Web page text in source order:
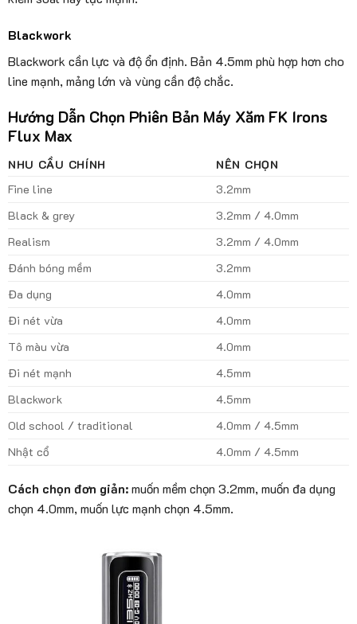
Blackwork
Blackwork cần lực và độ ổn định. Bản 4.5mm phù hợp hơn cho
line mạnh, mảng lớn và vùng cần độ chắc.
Hướng Dẫn Chọn Phiên Bản Máy Xăm FK Irons
Flux Max
NHU CẦU CHÍNH
NÊN CHỌN
Fine line
3.2mm
Black & grey
3.2mm / 4.0mm
Realism
3.2mm / 4.0mm
Đánh bóng mềm
3.2mm
Đa dụng
4.0mm
Đi nét vừa
4.0mm
Tô màu vừa
4.0mm
Đi nét mạnh
4.5mm
Blackwork
4.5mm
Old school / traditional
4.0mm / 4.5mm
Nhật cổ
4.0mm / 4.5mm
Cách chọn đơn giản:muốn mềm chọn 3.2mm, muốn đa dụng
chọn 4.0mm, muốn lực mạnh chọn 4.5mm.